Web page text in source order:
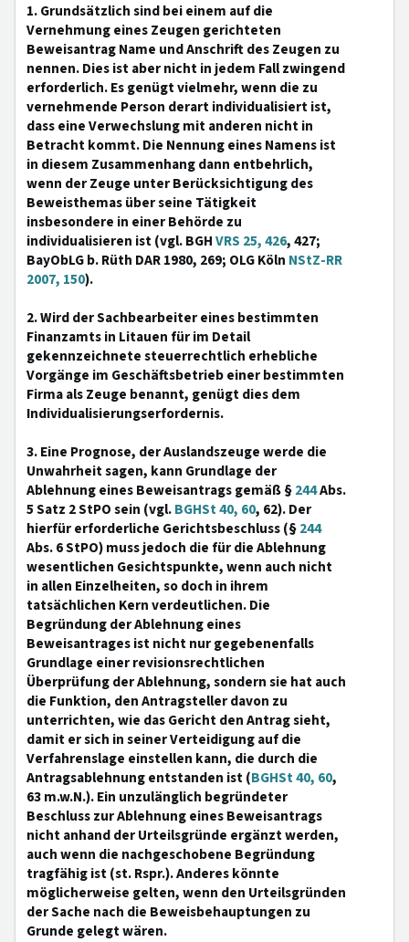
1. Grundsätzlich sind bei einem auf die
Vernehmung eines Zeugen gerichteten
Beweisantrag Name und Anschrift des Zeugen zu
nennen. Dies ist aber nicht in jedem Fall zwingend
erforderlich. Es genügt vielmehr, wenn die zu
vernehmende Person derart individualisiert ist,
dass eine Verwechslung mit anderen nicht in
Betracht kommt. Die Nennung eines Namens ist
in diesem Zusammenhang dann entbehrlich,
wenn der Zeuge unter Berücksichtigung des
Beweisthemas über seine Tätigkeit
insbesondere in einer Behörde zu
individualisieren ist (vgl. BGHVRS 25, 426, 427;
BayObLG b. Rüth DAR 1980, 269; OLG Köln NStZ-RR
2007, 150).
2. Wird der Sachbearbeiter eines bestimmten
Finanzamts in Litauen für im Detail
gekennzeichnete steuerrechtlich erhebliche
Vorgänge im Geschäftsbetrieb einer bestimmten
Firma als Zeuge benannt, genügt dies dem
Individualisierungserfordernis.
3. Eine Prognose, der Auslandszeuge werde die
Unwahrheit sagen, kann Grundlage der
Ablehnung eines Beweisantrags gemäß §244Abs.
5 Satz 2 StPO sein (vgl.BGHSt 40, 60, 62). Der
hierfür erforderliche Gerichtsbeschluss (§244
Abs. 6 StPO) muss jedoch die für die Ablehnung
wesentlichen Gesichtspunkte, wenn auch nicht
in allen Einzelheiten, so doch in ihrem
tatsächlichen Kern verdeutlichen. Die
Begründung der Ablehnung eines
Beweisantrages ist nicht nur gegebenenfalls
Grundlage einer revisionsrechtlichen
Überprüfung der Ablehnung, sondern sie hat auch
die Funktion, den Antragsteller davon zu
unterrichten, wie das Gericht den Antrag sieht,
damit er sich in seiner Verteidigung auf die
Verfahrenslage einstellen kann, die durch die
Antragsablehnung entstanden ist (BGHSt 40, 60,
63 m.w.N.). Ein unzulänglich begründeter
Beschluss zur Ablehnung eines Beweisantrags
nicht anhand der Urteilsgründe ergänzt werden,
auch wenn die nachgeschobene Begründung
tragfähig ist (st. Rspr.). Anderes könnte
möglicherweise gelten, wenn den Urteilsgründen
der Sache nach die Beweisbehauptungen zu
Grunde gelegt wären.